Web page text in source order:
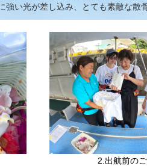
い光が差し込み、とても素敵な散
2.出航前の